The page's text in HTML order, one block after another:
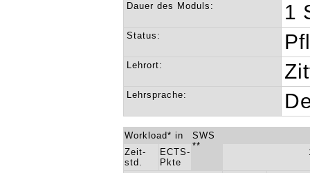
Dauer des Moduls: 1
Status:
Lehrort:
Lehrsprache:
Workload* in
SWS
**
Zeit-
std.
ECTS-
Pkte